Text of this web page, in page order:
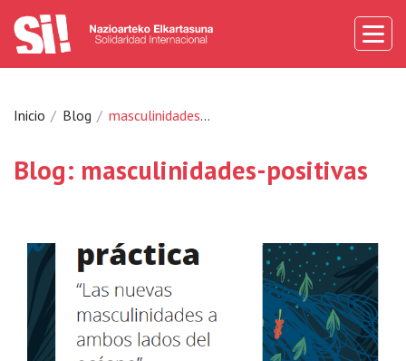
Inicio Blog masculinidades-positivas
Blog: masculinidades-positivas